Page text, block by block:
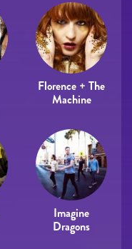
Florence + The
Machine
Imagine
Dragons